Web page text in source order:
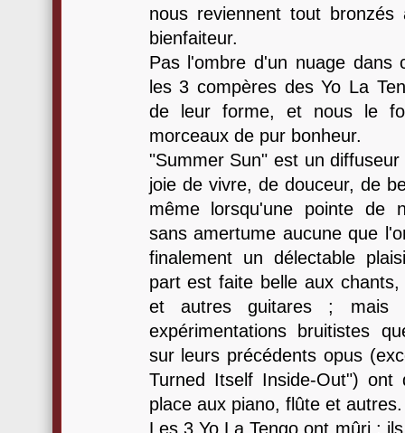
nous reviennent tout
bienfaiteur.
Pas l'ombre d'un nuage dans
les 3 compères des Yo La
de leur forme, et nous le
morceaux de pur bonheur.
"Summer Sun" est un
joie de vivre, de douceur, de
même lorsqu'une pointe de
sans amertume aucune que
finalement un délectable
part est faite belle aux
et autres guitares ; mais
expérimentations bruitistes
sur leurs précédents opus
Turned Itself Inside-Out") ont
place aux piano, flûte et autres.
Les 3 Yo La Tengo ont mûri :